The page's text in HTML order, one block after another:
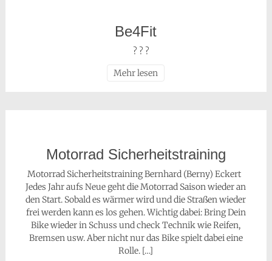
Be4Fit
? ? ?
Mehr lesen
Motorrad Sicherheitstraining
Motorrad Sicherheitstraining Bernhard (Berny) Eckert
Jedes Jahr aufs Neue geht die Motorrad Saison wieder an
den Start. Sobald es wärmer wird und die Straßen wieder
frei werden kann es los gehen. Wichtig dabei: Bring Dein
Bike wieder in Schuss und check Technik wie Reifen,
Bremsen usw. Aber nicht nur das Bike spielt dabei eine
Rolle. […]